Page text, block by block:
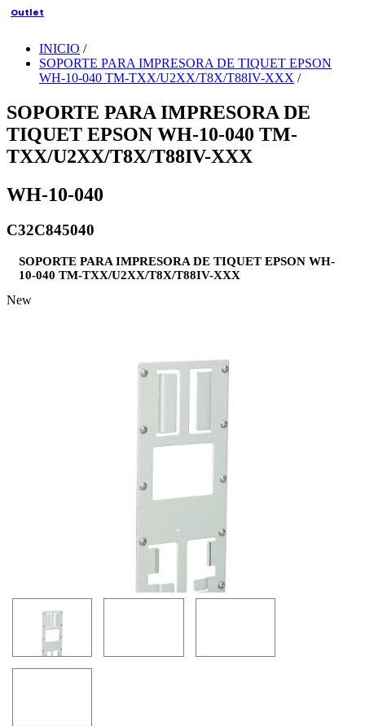
Outlet
INICIO /
SOPORTE PARA IMPRESORA DE TIQUET EPSON
WH-10-040 TM-TXX/U2XX/T8X/T88IV-XXX /
SOPORTE PARA IMPRESORA DE
TIQUET EPSON WH-10-040 TM-
TXX/U2XX/T8X/T88IV-XXX
WH-10-040
C32C845040
SOPORTE PARA IMPRESORA DE TIQUET EPSON WH-
10-040 TM-TXX/U2XX/T8X/T88IV-XXX
New